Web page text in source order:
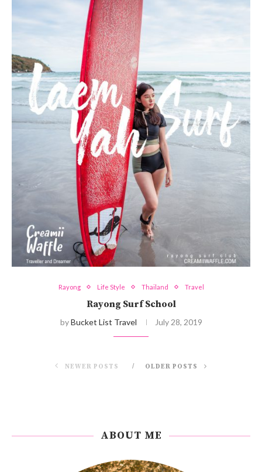
Rayong Life Style Thailand Travel
Rayong Surf School
byBucket List Travel July 28, 2019
NEWER POSTS OLDER POSTS
ABOUT ME